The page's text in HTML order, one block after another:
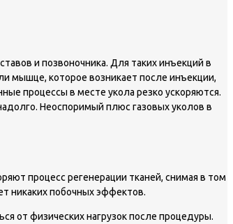
и позвоночника. Для таких инъекций в
мышце, которое возникает после инъекции,
процессы в месте укола резко ускоряются.
Неоспоримый плюс газовых уколов в
процесс регенерации тканей, снимая в том
никаких побочных эффектов.
от физических нагрузок после процедуры.